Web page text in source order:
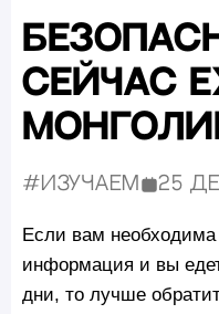
сейчас
#Изучаем 25
Если вам необходима
информация и вы
дни, то лучше